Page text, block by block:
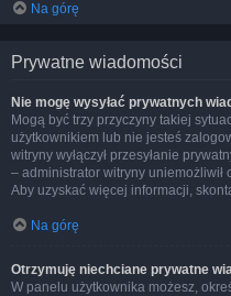
Na górę
Prywatne wiadomości
Nie mogę wysyłać prywatnych
Mogą być trzy przyczyny takiej
użytkownikiem lub nie jesteś
witryny wyłączył przesyłanie
– administrator witryny uniemożliwił
Aby uzyskać więcej informacji,
Na górę
Otrzymuję niechciane prywatne
W panelu użytkownika możesz,